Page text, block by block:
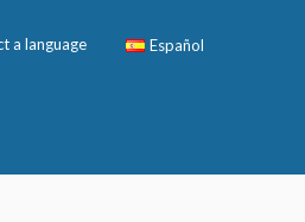
a language Español